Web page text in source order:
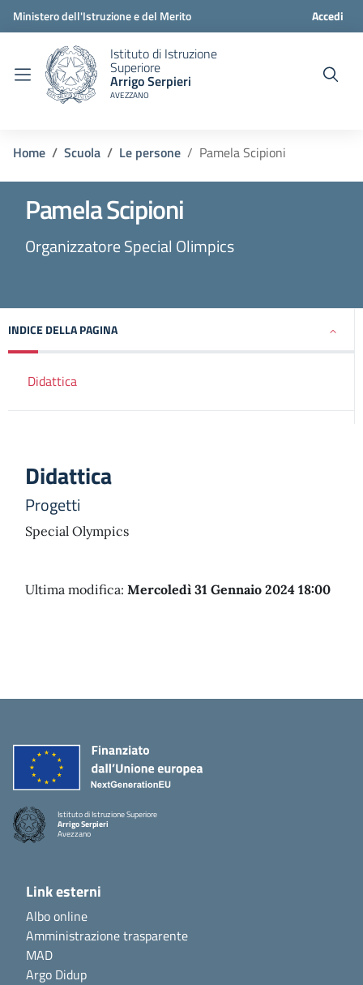
Ministero dell'Istruzione e del Merito Accedi
Istituto di Istruzione
Superiore
Arrigo Serpieri
AVEZZANO
Home Scuola Le persone Pamela Scipioni
Pamela Scipioni
Organizzatore Special Olimpics
INDICE DELLA PAGINA
Didattica
Didattica
Progetti
Special Olympics
Ultima modifica: Mercoledì 31 Gennaio 2024 18:00
Istituto di Istruzione Superiore
Arrigo Serpieri
Avezzano
Link esterni
Albo online
Amministrazione trasparente
MAD
Argo Didup